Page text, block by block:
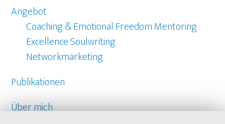
Angebot
Coaching & Emotional Freedom Mentoring
Excellence Soulwriting
Networkmarketing
Publikationen
Über mich